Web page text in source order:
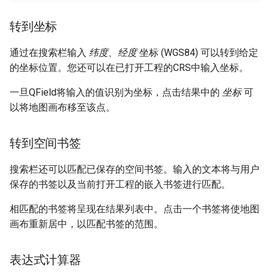
转到坐标
通过在搜索栏输入 纬度、经度坐标 (WGS84) 可以转到给定
的坐标位置。您还可以在已打开工程的CRS中输入坐标。
一旦QField将输入的值识别为坐标，点击结果中的 坐标可
以将地图画布移至该点。
转到空间书签
搜索栏还可以匹配已保存的空间书签。输入的文本将与用户
保存的书签以及当前打开工程的嵌入书签进行匹配。
相匹配的书签将呈现在结果列表中。点击一个书签将使地图
画布重新居中，以匹配书签的范围。
表达式计算器